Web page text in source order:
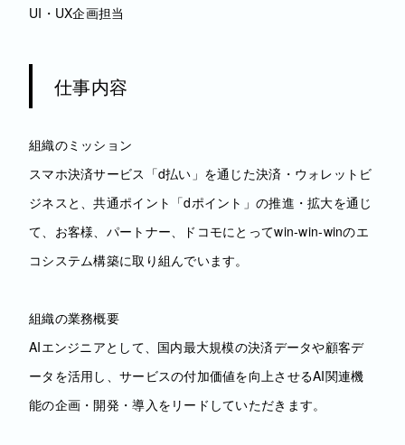
UI・UX企画担当
仕事内容
組織のミッション
スマホ決済サービス「d払い」を通じた決済・ウォレットビ
ジネスと、共通ポイント「dポイント」の推進・拡大を通じ
て、お客様、パートナー、ドコモにとってwin-win-winのエ
コシステム構築に取り組んでいます。
組織の業務概要
AIエンジニアとして、国内最大規模の決済データや顧客デ
ータを活用し、サービスの付加価値を向上させるAI関連機
能の企画・開発・導入をリードしていただきます。